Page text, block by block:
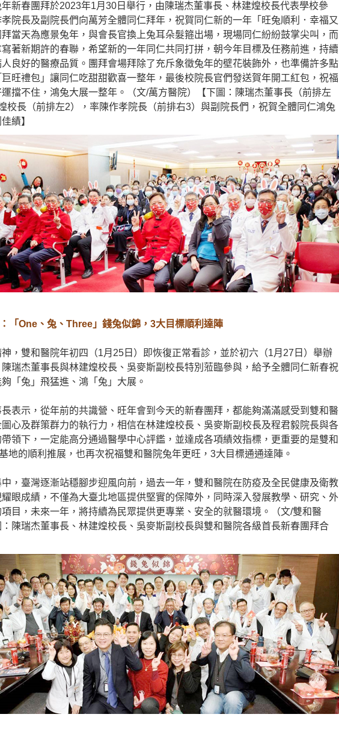
新春團拜於2023年1月30日舉行，由陳瑞杰董事長、林建煌校長代表學校參
院長及副院長們向萬芳全體同仁拜年，祝賀同仁新的一年「旺兔順利．幸福又
當天為應景兔年，與會長官換上兔耳朵髮箍出場，現場同仁紛紛鼓掌尖叫，而
著新期許的春聯，希望新的一年同仁共同打拼，朝今年目標及任務前進，持續
良好的醫療品質。團拜會場拜除了充斥象徵兔年的壁花裝飾外，也準備許多點
旺禮包」讓同仁吃甜甜歡喜一整年，最後校院長官們發送賀年開工紅包，祝福
運擋不住，鴻兔大展一整年。（文/萬方醫院）【下圖：陳瑞杰董事長（前排左
校長（前排左2），率陳作孝院長（前排右3）與副院長們，祝賀全體同仁鴻兔
績】
「One、兔、Three」錢兔似錦，3大目標順利達陣
，雙和醫院年初四（1月25日）即恢復正常看診，並於初六（1月27日）舉辦
瑞杰董事長與林建煌校長、吳麥斯副校長特別蒞臨參與，給予全體同仁新春祝
「兔」飛猛進、鴻「兔」大展。
長表示，從年前的共識營、旺年會到今天的新春團拜，都能夠滿滿感受到雙和醫
圖心及群策群力的執行力，相信在林建煌校長、吳麥斯副校長及程君毅院長與各
領下，一定能高分通過醫學中心評鑑，並達成各項績效指標，更重要的是雙和
地的順利推展，也再次祝福雙和醫院兔年更旺，3大目標通通達陣。
，臺灣逐漸站穩腳步迎風向前，過去一年，雙和醫院在防疫及全民健康及衛教
眼成績，不僅為大臺北地區提供堅實的保障外，同時深入發展教學、研究、外
目，未來一年，將持續為民眾提供更專業、安全的就醫環境。（文/雙和醫
：陳瑞杰董事長、林建煌校長、吳麥斯副校長與雙和醫院各級首長新春團拜合